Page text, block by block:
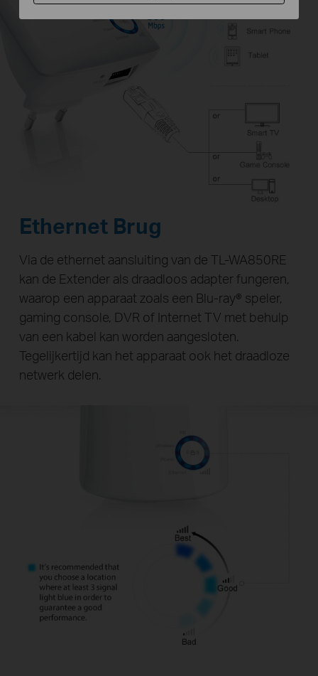
Ethernet Brug
Via de ethernet aansluiting van de TL-WA850RE
kan de Extender als draadloos adapter fungeren,
waarop een apparaat zoals een Blu-ray® speler,
gaming console, DVR of Internet TV met behulp
van een kabel kan worden aangesloten.
Tegelijkertijd kan het apparaat ook het draadloze
netwerk delen.